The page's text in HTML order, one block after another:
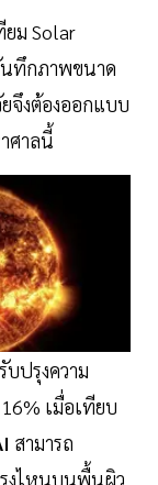
ยม Solar
ทึกภาพขนาด
จึงต้องออกแบบ
ศาลนี้
บปรุงความ
เมื่อเทียบ
สามารถ
งไหนบนพื้นผิว